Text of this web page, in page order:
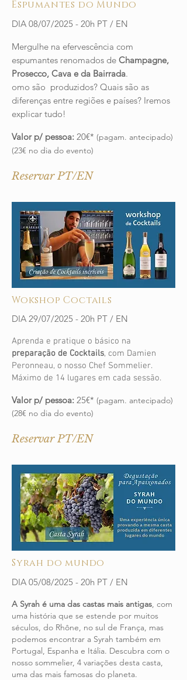
Espumantes do Mundo
DIA 08/07/2025 - 20h PT / EN
Mergulhe na efervescência com
espumantes renomados de Champagne,
Prosecco, Cava e da Bairrada.
omo são produzidos? Quais são as
diferenças entre regiões e países? Iremos
explicar tudo!
Valor p/ pessoa: 20€* (pagam. antecipado)
(23€ no dia do evento)
Reservar PT/EN
Wokshop Coctails
DIA 29/07/2025 - 20h PT / EN
Aprenda e pratique o básico na
preparação de Cocktails, com Damien
Peronneau, o nosso Chef Sommelier.
Máximo de 14 lugares em cada sessão.
Valor p/ pessoa: 25€* (pagam. antecipado)
(28€ no dia do evento)
Reservar PT/EN
Syrah do mundo
DIA 05/08/2025 - 20h PT / EN
A Syrah é uma das castas mais antigas, com
uma história que se estende por muitos
séculos, do Rhône, no sul de França, mas
podemos encontrar a Syrah também em
Portugal, Espanha e Itália. Descubra com o
nosso sommelier, 4 variações desta casta,
uma das mais famosas do planeta.